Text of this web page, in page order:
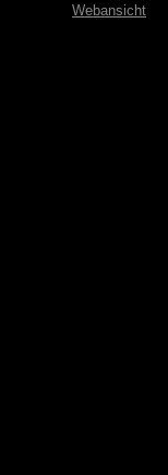
Webansicht